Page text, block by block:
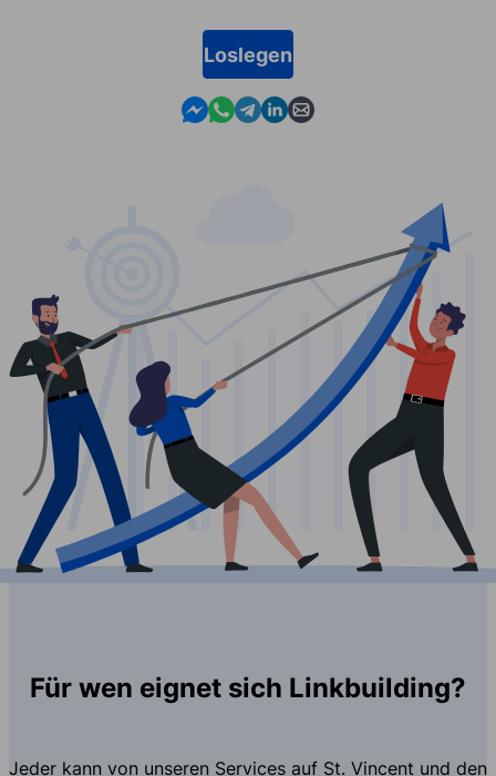
Loslegen
Contact us in Messenger
Contact us in WhatsApp
Contact us in Telegram
Contact us in Linkedin
Contact us by email
Für wen eignet sich Linkbuilding?
Jeder kann von unseren Services auf St. Vincent und den